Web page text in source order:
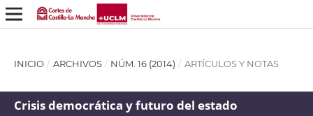
INICIO / ARCHIVOS / NÚM. 16 (2014) / ARTÍCULOS Y NOTAS
Crisis democrática y futuro del estado